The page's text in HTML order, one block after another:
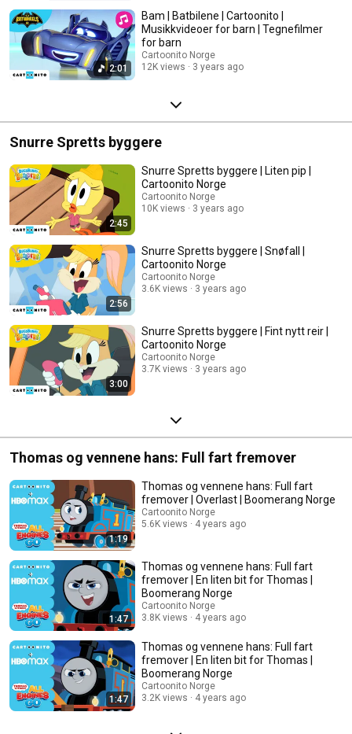
2:01
Bam | Batbilene | Cartoonito |
Musikkvideoer for barn | Tegnefilmer
for barn
Cartoonito Norge
12K views
3 years ago
Snurre Spretts byggere
2:45
Snurre Spretts byggere | Liten pip |
Cartoonito Norge
Cartoonito Norge
10K views
3 years ago
2:56
Snurre Spretts byggere | Snøfall |
Cartoonito Norge
Cartoonito Norge
3.6K views
3 years ago
3:00
Snurre Spretts byggere | Fint nytt reir |
Cartoonito Norge
Cartoonito Norge
3.7K views
3 years ago
Thomas og vennene hans: Full fart fremover
1:19
Thomas og vennene hans: Full fart
fremover | Overlast | Boomerang Norge
Cartoonito Norge
5.6K views
4 years ago
1:47
Thomas og vennene hans: Full fart
fremover | En liten bit for Thomas |
Boomerang Norge
Cartoonito Norge
3.8K views
4 years ago
1:47
Thomas og vennene hans: Full fart
fremover | En liten bit for Thomas |
Boomerang Norge
Cartoonito Norge
3.2K views
4 years ago